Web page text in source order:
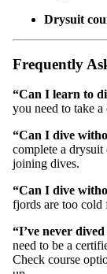
Drysuit
Frequently
“Can I learn to
you need to take a
“Can I dive
complete a
joining dives.
“Can I dive
fjords are too
“I’ve never
need to be a
Check course